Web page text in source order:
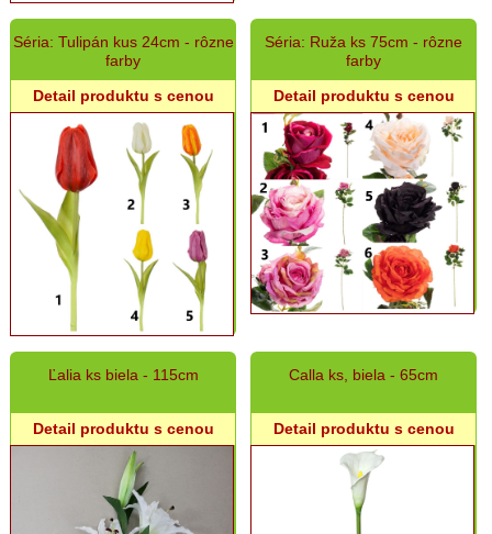
Séria: Tulipán kus 24cm - rôzne
farby
Detail produktu s cenou
Séria: Ruža ks 75cm - rôzne
farby
Detail produktu s cenou
Ľalia ks biela - 115cm
Detail produktu s cenou
Calla ks, biela - 65cm
Detail produktu s cenou